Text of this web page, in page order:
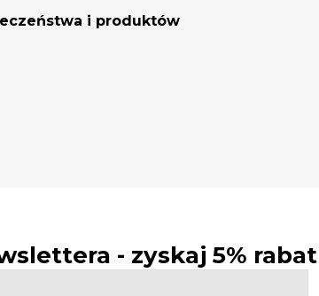
i produktów
- zyskaj 5%